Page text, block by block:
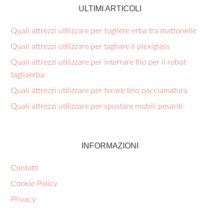
ULTIMI ARTICOLI
Quali attrezzi utilizzare per togliere erba tra mattonelle​
Quali attrezzi utilizzare per tagliare il plexiglass​
Quali attrezzi utilizzare per interrare filo per il robot
tagliaerba​
Quali attrezzi utilizzare per forare telo pacciamatura​
Quali attrezzi utilizzare per spostare mobili pesanti​
INFORMAZIONI
Contatti
Cookie Policy
Privacy